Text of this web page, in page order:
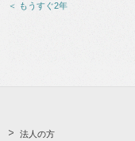
＜ もうすぐ2年
法人の方